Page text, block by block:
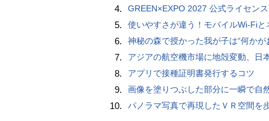
4. GREEN×EXPO 2027 公式ライセンス商品！初の「トゥンクトゥンク」公式LINEスタンプ、販
5. 使いやすさが違う！モバイルWi-FiとネットHDD【PC-DIY 秋
6. 神秘の森で授かった我が子は“何かがおかしい”『ナイトボーン -夜哭-』本編映像解禁 母の絶叫顔うちわが全国の劇場に
7. アジアの航空機市場に地殻変動、日本のサプライヤーに
8. アプリで接種証明書発行するコツ
9. 画像を塗りつぶした部分に一瞬で自然な画像を補完する技術を早稲田大学の研究
10. パノラマ写真で再現したＶＲ空間を